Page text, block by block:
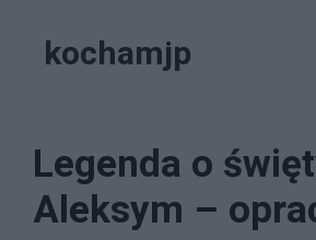
kochamjp
Legenda o
Aleksym –